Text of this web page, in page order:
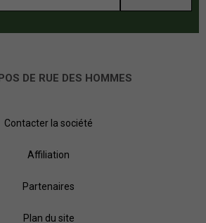
DE RUE DES HOMMES
Contacter la société
Affiliation
Partenaires
Plan du site